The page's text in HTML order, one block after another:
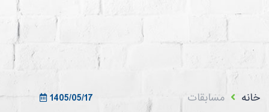
1405/05/17
خانه مسابقات